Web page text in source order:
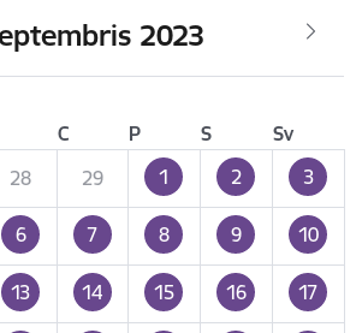
2023
C P S
Sv
28 29 1 2 3
6 7 8 9 10
13 14 15 16 17